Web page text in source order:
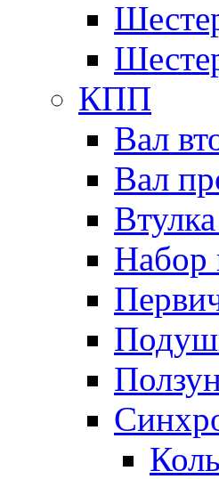
КПП
Вал
Вал
Набор